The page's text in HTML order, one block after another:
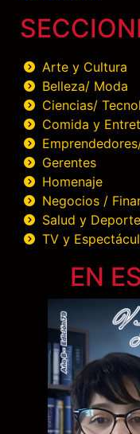
Arte y Cultura
Belleza/ Moda
Ciencias/
Comida y
Gerentes
Homenaje
Negocios /
Salud y
TV y
EN